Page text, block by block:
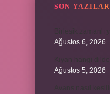
SON YAZILAR
Ağustos 6, 2026
Ağustos 5, 2026